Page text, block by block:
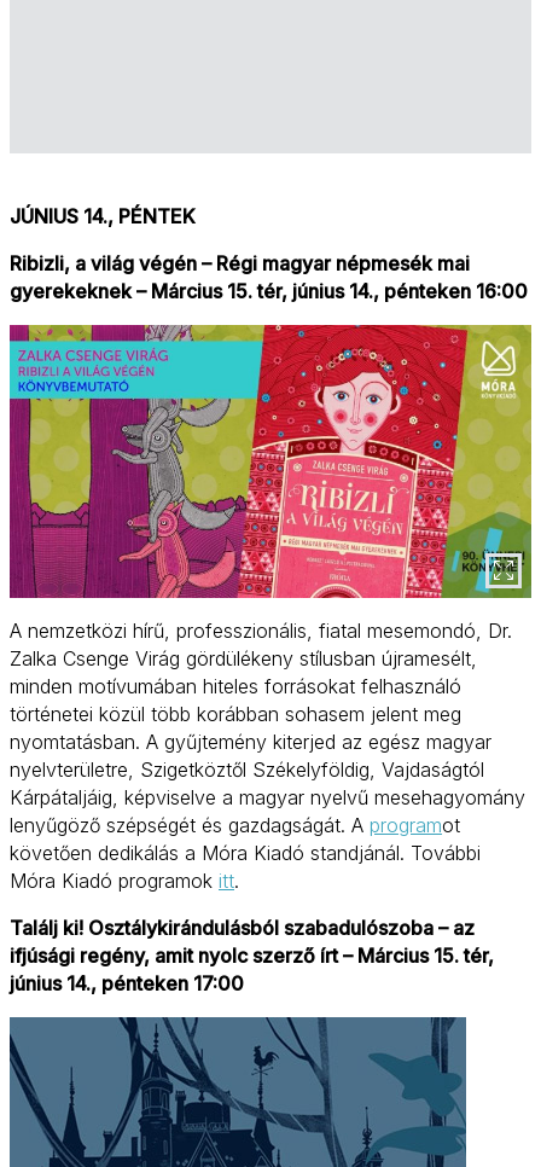
JÚNIUS 14., PÉNTEK
Ribizli, a világ végén – Régi magyar népmesék mai
gyerekeknek – Március 15. tér, június 14., pénteken 16:00
A nemzetközi hírű, professzionális, fiatal mesemondó, Dr.
Zalka Csenge Virág gördülékeny stílusban újramesélt,
minden motívumában hiteles forrásokat felhasználó
történetei közül több korábban sohasem jelent meg
nyomtatásban. A gyűjtemény kiterjed az egész magyar
nyelvterületre, Szigetköztől Székelyföldig, Vajdaságtól
Kárpátaljáig, képviselve a magyar nyelvű mesehagyomány
lenyűgöző szépségét és gazdagságát. A programot
követően dedikálás a Móra Kiadó standjánál. További
Móra Kiadó programok itt.
Találj ki! Osztálykirándulásból szabadulószoba – az
ifjúsági regény, amit nyolc szerző írt – Március 15. tér,
június 14., pénteken 17:00